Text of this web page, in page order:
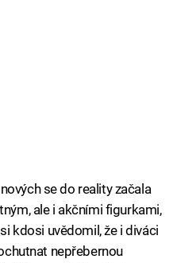
se do reality začala
ale i akčními figurkami,
kdosi uvědomil, že i diváci
nepřebernou